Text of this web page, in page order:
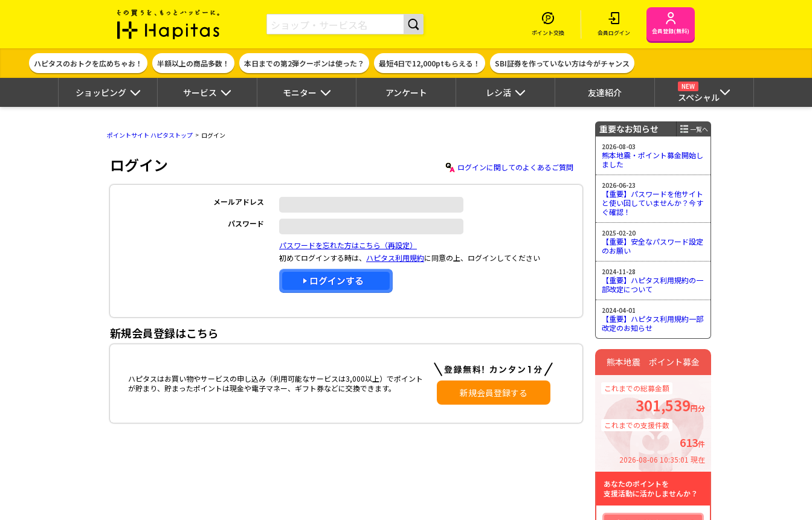
ポイント貯めて現金やギフト券に交換できるポイントサイト | ハピタス
ポイント交換 会員ログイン 会員登録(無料)
ハピタスのおトクを広めちゃお！ 半額以上の商品多数！ 本日までの第2弾クーポンは使った？ 最短4日で12,000ptもらえる！ SBI証券を作っていない方は今がチャンス
ショッピング サービス モニター アンケート レシ活 友達紹介
NEW
スペシャル
ポイントサイト ハピタストップ ログイン
ログイン ログインに関してのよくあるご質問
メールアドレス
パスワード
パスワードを忘れた方はこちら（再設定）
初めてログインする時は、 ハピタス利用規約に同意の上、ログインしてください
新規会員登録はこちら
ハピタスはお買い物やサービスの申し込み（利用可能なサービスは3,000以上）でポイント
が貯まり、貯まったポイントは現金や電子マネー、ギフト券などに交換できます。
新規会員登録する
重要なお知らせ
一覧へ
2026-08-03
熊本地震・ポイント募金開始し
ました
2026-06-23
【重要】パスワードを他サイト
と使い回していませんか？今す
ぐ確認！
2025-02-20
【重要】安全なパスワード設定
のお願い
2024-11-28
【重要】ハピタス利用規約の一
部改定について
2024-04-01
【重要】ハピタス利用規約一部
改定のお知らせ
熊本地震 ポイント募金
これまでの総募金額
301,539円分
これまでの支援件数
613件
2026-08-06 10:35:01 現在
あなたのポイントを
支援活動に活かしませんか？